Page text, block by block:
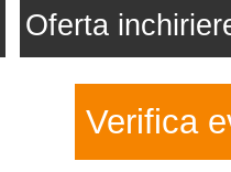
Oferta
Verifica